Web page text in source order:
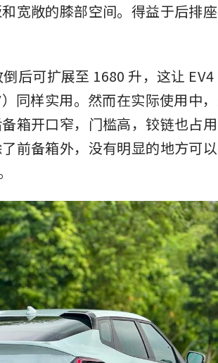
宽敞的膝部空间。得益于后排
后可扩展至 1680 升，这让
同样实用。然而在实际使用中
箱开口窄，门槛高，铰链也占
前备箱外，没有明显的地方可